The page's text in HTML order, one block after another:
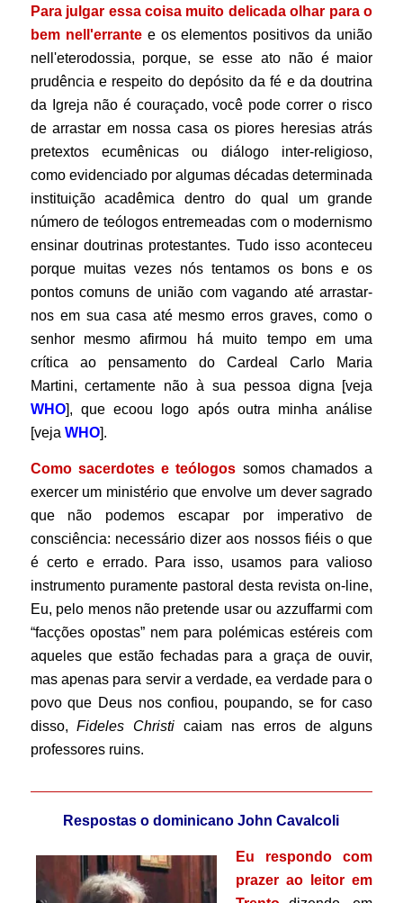
Para julgar essa coisa muito delicadaolhar para o
bem nell'errantee os elementos positivos da união
nell'eterodossia, porque, se esse ato não é maior
prudência e respeito do depósito da fé e da doutrina
da Igreja não é couraçado, você pode correr o risco
de arrastar em nossa casa os piores heresias atrás
pretextos ecumênicas ou diálogo inter-religioso,
como evidenciado por algumas décadas determinada
instituição acadêmica dentro do qual um grande
número de teólogos entremeadas com o modernismo
ensinar doutrinas protestantes. Tudo isso aconteceu
porque muitas vezes nós tentamos os bons e os
pontos comuns de união com vagando até arrastar-
nos em sua casa até mesmo erros graves, como o
senhor mesmo afirmou há muito tempo em uma
crítica ao pensamento do Cardeal Carlo Maria
Martini, certamente não à sua pessoa digna [veja
WHO], que ecoou logo após outra minha análise
[veja WHO].
Como sacerdotes e teólogos somos chamados a
exercer um ministério que envolve um dever sagrado
que não podemos escapar por imperativo de
consciência: necessário dizer aos nossos fiéis o que
é certo e errado. Para isso, usamos para valioso
instrumento puramente pastoral desta revista on-line,
Eu, pelo menos não pretende usar ou azzuffarmi com
“facções opostas” nem para polémicas estéreis com
aqueles que estão fechadas para a graça de ouvir,
mas apenas para servir a verdade, ea verdade para o
povo que Deus nos confiou, poupando, se for caso
disso,Fideles Christi caiam nas erros de alguns
professores ruins.
Respostas o dominicano John Cavalcoli
Eu respondo com
prazer ao leitor em